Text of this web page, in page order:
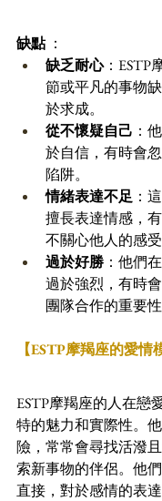
缺點 ：
缺乏耐心：ESTP
節或平凡的事物
於求成。
從不懷疑自己 ：
於自信，有時會
陷阱。
情緒表達不足 ：
擅長表達情感，
不關心他人的感受
過於好勝 ：他們
過於強烈，有時
團隊合作的重要性
【ESTP摩羯座的愛情
ESTP摩羯座的人在戀
特的魅力和實際性。
險，常常會尋找活潑
索新事物的伴侶。他
直接，對於感情的表